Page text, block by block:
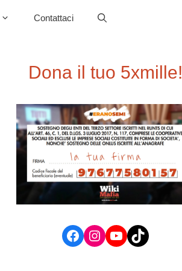
Contattaci
Dona il tuo 5xmille!
Facebook
Instagram
YouTube
TikTok